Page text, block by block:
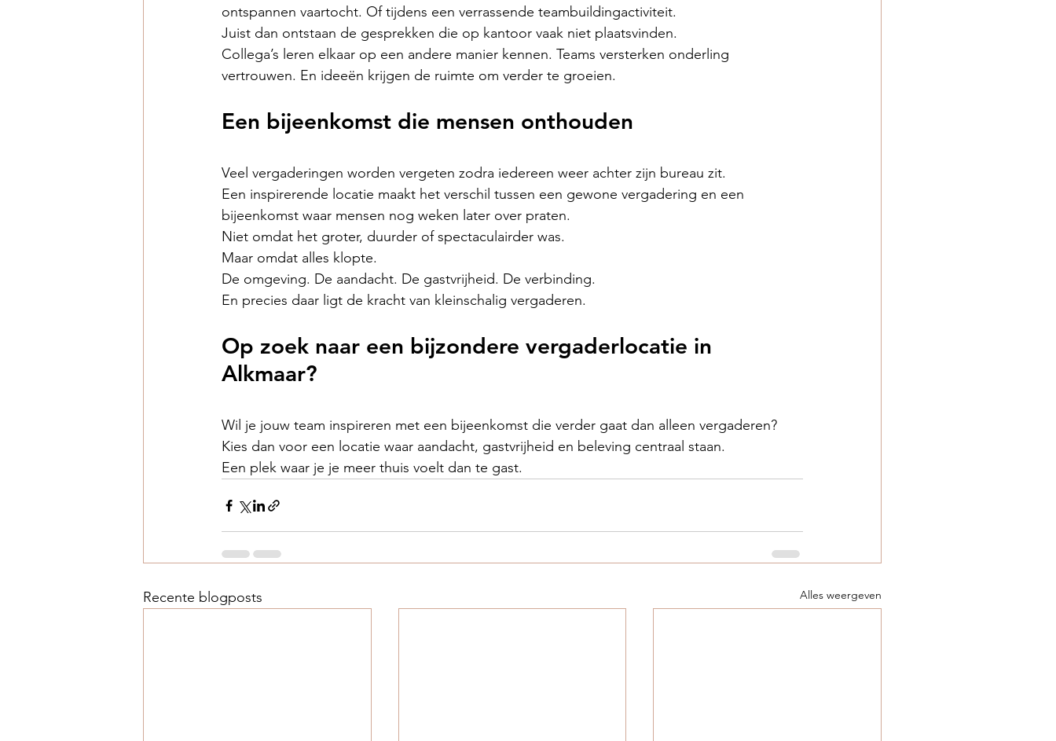
ontspannen vaartocht. Of tijdens een verrassende teambuildingactiviteit.
Juist dan ontstaan de gesprekken die op kantoor vaak niet plaatsvinden.
Collega’s leren elkaar op een andere manier kennen. Teams versterken onderling
vertrouwen. En ideeën krijgen de ruimte om verder te groeien.
Een bijeenkomst die mensen onthouden
Veel vergaderingen worden vergeten zodra iedereen weer achter zijn bureau zit.
Een inspirerende locatie maakt het verschil tussen een gewone vergadering en een
bijeenkomst waar mensen nog weken later over praten.
Niet omdat het groter, duurder of spectaculairder was.
Maar omdat alles klopte.
De omgeving. De aandacht. De gastvrijheid. De verbinding.
En precies daar ligt de kracht van kleinschalig vergaderen.
Op zoek naar een bijzondere vergaderlocatie in
Alkmaar?
Wil je jouw team inspireren met een bijeenkomst die verder gaat dan alleen vergaderen?
Kies dan voor een locatie waar aandacht, gastvrijheid en beleving centraal staan.
Een plek waar je je meer thuis voelt dan te gast.
Recente blogposts Alles weergeven